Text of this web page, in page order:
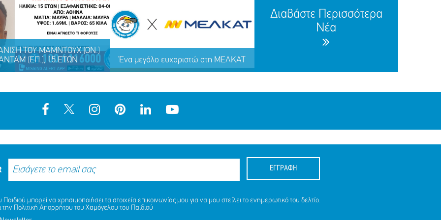
TOY ΜΑΜΝΤΟΥΧ (ΟΝ.)
(ΕΠ.), 15 ΕΤΩΝ
TOY ΜΑΜΝΤΟΥΧ (ΟΝ.)
ΑΝΤΑΜ (ΕΠ.), 15 ΕΤΩΝ
Ένα μεγάλο ευχαριστώ στη ΜΕΛΚΑΤ
Ένα μεγάλο ευχαριστώ στη ΜΕΛΚΑΤ
Διαβάστε Περισσότερα
Νέα
ΕΓΓΡΑΦΗ
μπορεί να χρησιμοποιήσει τα στοιχεία επικοινωνίας μου για να μου στείλει το ενημερωτικό του δελτίο.
την Πολιτική Απορρήτου του Χαμόγελου του Παιδιού